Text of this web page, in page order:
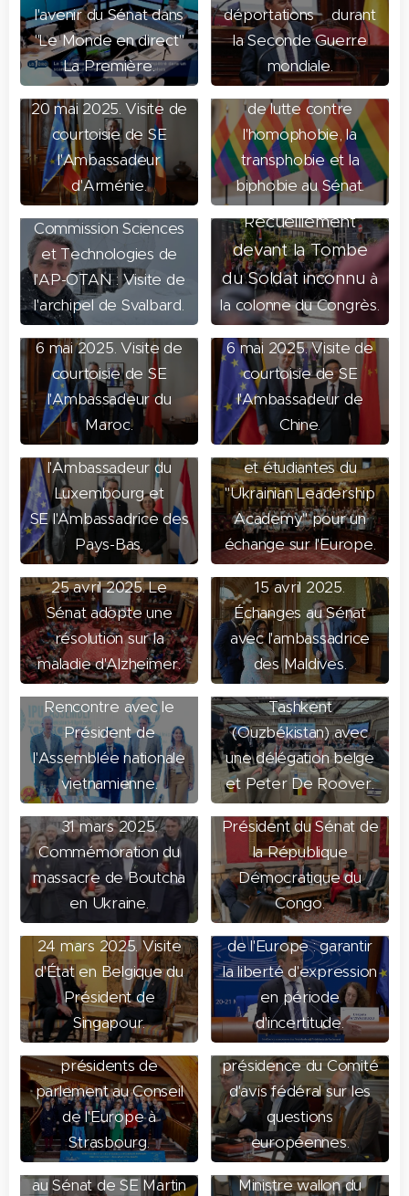
l'avenir du Sénat dans
"Le Monde en direct"
La Première.
déportations durant
la Seconde Guerre
mondiale.
20 mai 2025. Visite de
courtoisie de SE
l'Ambassadeur
d'Arménie.
13 mai 2025. Semaine
de lutte contre
l'homophobie, la
transphobie et la
biphobie au Sénat.
12 mai 2025.
Commission Sciences
et Technologies de
l'AP-OTAN : Visite de
l'archipel de Svalbard.
8 mai 2025.
Recueillement
devant la Tombe
du Soldat inconnu à
la colonne du Congrès.
6 mai 2025. Visite de
courtoisie de SE
l'Ambassadeur du
Maroc.
6 mai 2025. Visite de
courtoisie de SE
l'Ambassadeur de
Chine.
6 mai 2025. Une visite
"Benelux" avec SE
l'Ambassadeur du
Luxembourg et
SE l'Ambassadrice des
Pays-Bas.
6 mai 2025. Accueil au
Sénat de 60 étudiants
et étudiantes du
"Ukrainian Leadership
Academy" pour un
échange sur l'Europe.
25 avril 2025. Le
Sénat adopte une
résolution sur la
maladie d'Alzheimer.
15 avril 2025.
Échanges au Sénat
avec l'ambassadrice
des Maldives.
6 avril 2025.
Rencontre avec le
Président de
l'Assemblée nationale
vietnamienne.
5 avril 2025. 150e
assemblée de l'Union
Interparlementaire à
Tashkent
(Ouzbékistan) avec
une délégation belge
et Peter De Roover.
31 mars 2025.
Commémoration du
massacre de Boutcha
en Ukraine.
27 mars 2025. Accueil
de M. Jean-Michel
Sama Lukonde,
Président du Sénat de
la République
Démocratique du
Congo.
24 mars 2025. Visite
d'État en Belgique du
Président de
Singapour.
20 mars 2025.
Intervention au Conseil
de l'Europe : garantir
la liberté d'expression
en période
d'incertitude.
20 et 21 mars 2025.
Conférence
européenne des
présidents de
parlement au Conseil
de l'Europe à
Strasbourg.
19 mars
2025. Première
présidence du Comité
d'avis fédéral sur les
questions
européennes.
18 mars 2025. Visite
au Sénat de SE Martin
17 mars
2025. Question au
Ministre wallon du